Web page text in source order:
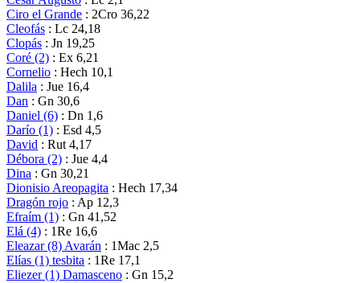
Ciro el Grande : 2Cro 36,22
Cleofás : Lc 24,18
Clopás : Jn 19,25
Coré (2) : Ex 6,21
Cornelio : Hech 10,1
Dalila : Jue 16,4
Dan : Gn 30,6
Daniel (6) : Dn 1,6
Darío (1) : Esd 4,5
David : Rut 4,17
Débora (2) : Jue 4,4
Dina : Gn 30,21
Dionisio Areopagita : Hech 17,34
Dragón rojo : Ap 12,3
Efraím (1) : Gn 41,52
Elá (4) : 1Re 16,6
Eleazar (8) Avarán : 1Mac 2,5
Elías (1) tesbita : 1Re 17,1
Eliezer (1) Damasceno : Gn 15,2